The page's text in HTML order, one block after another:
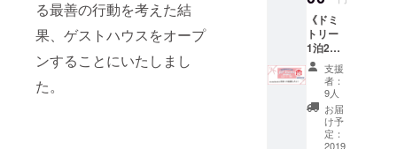
る最善の行動を考えた結
果、ゲストハウスをオープ
ンすることにいたしまし
た。
適」に過ご
せる場所を
作りたいと
思い、ゲス
トハウスを
立ち上げる
ことにいた
きま
す。 ※
お名前
の掲載
が不要
な方
は、備
考欄に
てその
旨お知
りお送
りいた
しま
す。 ※
上記写
真はイ
メージ
とな
り、ポ
スト
《ドミ
トリー
1泊2日
1名様ご
宿泊
コー
ス》
①「nic
otalishv
支援
者：
9人
お届
け予
定：
2019